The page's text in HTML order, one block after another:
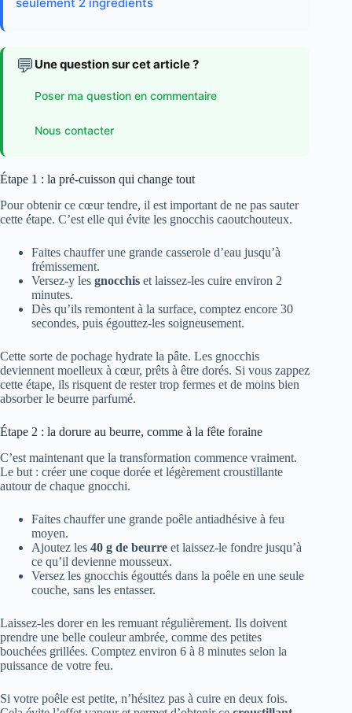
💬 Une question sur cet article ?
Poser ma question en commentaire
Nous contacter
Étape 1 : la pré-cuisson qui change tout
Pour obtenir ce cœur tendre, il est important de ne pas sauter
cette étape. C’est elle qui évite les gnocchis caoutchouteux.
Faites chauffer une grande casserole d’eau jusqu’à
frémissement.
Versez-y les gnocchis et laissez-les cuire environ 2
minutes.
Dès qu’ils remontent à la surface, comptez encore 30
secondes, puis égouttez-les soigneusement.
Cette sorte de pochage hydrate la pâte. Les gnocchis
deviennent moelleux à cœur, prêts à être dorés. Si vous zappez
cette étape, ils risquent de rester trop fermes et de moins bien
absorber le beurre parfumé.
Étape 2 : la dorure au beurre, comme à la fête foraine
C’est maintenant que la transformation commence vraiment.
Le but : créer une coque dorée et légèrement croustillante
autour de chaque gnocchi.
Faites chauffer une grande poêle antiadhésive à feu
moyen.
Ajoutez les 40 g de beurre et laissez-le fondre jusqu’à
ce qu’il devienne mousseux.
Versez les gnocchis égouttés dans la poêle en une seule
couche, sans les entasser.
Laissez-les dorer en les remuant régulièrement. Ils doivent
prendre une belle couleur ambrée, comme des petites
bouchées grillées. Comptez environ 6 à 8 minutes selon la
puissance de votre feu.
Si votre poêle est petite, n’hésitez pas à cuire en deux fois.